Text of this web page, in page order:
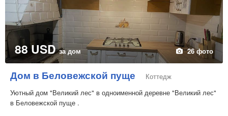
88 USDза дом 26 фото
Дом в Беловежской пуще
Коттедж
Уютный дом "Великий лес" в одноименной деревне "Великий лес"
в Беловежской пуще .